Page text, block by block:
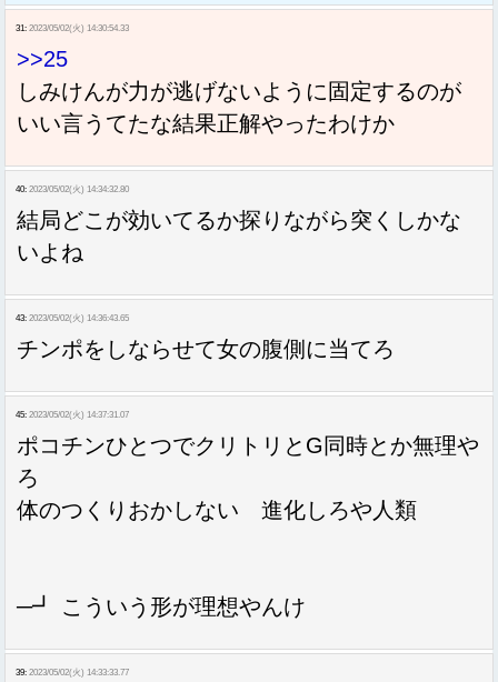
31: 2023/05/02(火) 14:30:54.33
>>25
しみけんが力が逃げないように固定するのが
いい言うてたな結果正解やったわけか
40: 2023/05/02(火) 14:34:32.80
結局どこが効いてるか探りながら突くしかな
いよね
43: 2023/05/02(火) 14:36:43.65
チンポをしならせて女の腹側に当てろ
45: 2023/05/02(火) 14:37:31.07
ポコチンひとつでクリトリとG同時とか無理や
ろ
体のつくりおかしない 進化しろや人類
─┛ こういう形が理想やんけ
39: 2023/05/02(火) 14:33:33.77